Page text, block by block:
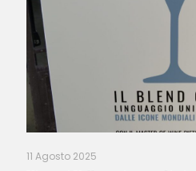
11 Agosto 2025